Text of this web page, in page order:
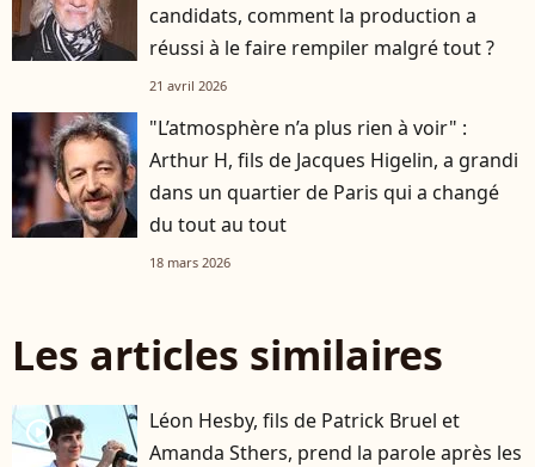
candidats, comment la production a
réussi à le faire rempiler malgré tout ?
21 avril 2026
"L’atmosphère n’a plus rien à voir" :
Arthur H, fils de Jacques Higelin, a grandi
dans un quartier de Paris qui a changé
du tout au tout
18 mars 2026
Les articles similaires
player2
Léon Hesby, fils de Patrick Bruel et
Amanda Sthers, prend la parole après les